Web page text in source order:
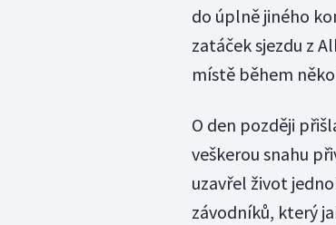
do úplně jiného
zatáček sjezdu z
místě během
O den později
veškerou snahu
uzavřel život
závodníků, který